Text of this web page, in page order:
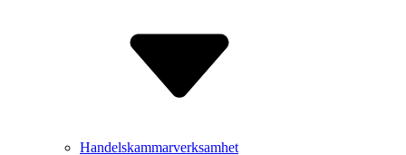
Handelskammarverksamhet